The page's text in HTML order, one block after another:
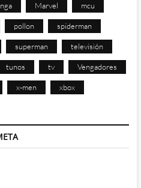
Marvel mcu
pollon spiderman
superman televisión
tunos tv Vengadores
x-men xbox